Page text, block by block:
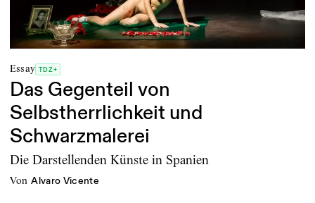
Essay TDZ+
Das Gegenteil von
Selbstherrlichkeit und
Schwarzmalerei
Die Darstellenden Künste in Spanien
von Alvaro Vicente